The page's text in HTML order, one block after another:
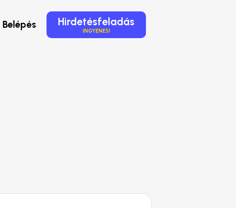
Hirdetésfeladás
INGYENES!
Belépés